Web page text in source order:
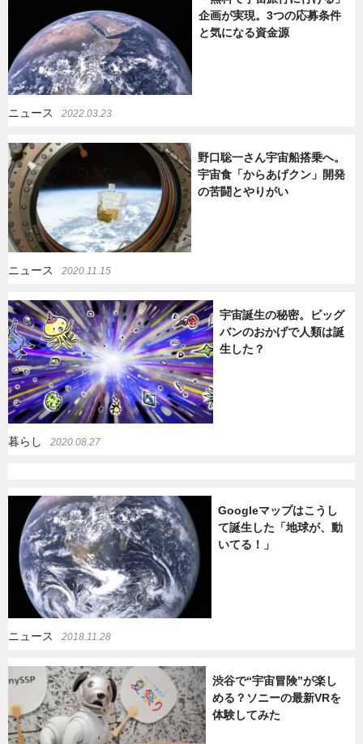
企画が実現。3つの応募条件
と気になる資金源
ニュース 2022.03.23
野口聡一さん宇宙船搭乗へ。
宇宙食「からあげクン」開発
の苦闘とやりがい
ニュース 2020.11.15
宇宙誕生の秘密。ビッグ
バンのおかげで人類は誕
生した？
暮らし 2020.08.27
Googleマップはこうし
て誕生した「地球が、動
いてる！」
ニュース 2018.11.28
渋谷で“宇宙冒険”が楽し
める？ソニーの最新VRを
体験してみた